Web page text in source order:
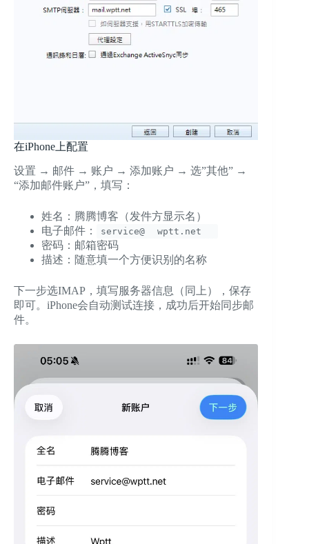
在iPhone上配置
设置 → 邮件 → 账户 → 添加账户 → 选”其他” →
“添加邮件账户”，填写：
姓名：腾腾博客（发件方显示名）
电子邮件：
service@ wptt.net
密码：邮箱密码
描述：随意填一个方便识别的名称
下一步选IMAP，填写服务器信息（同上），保存
即可。iPhone会自动测试连接，成功后开始同步邮
件。